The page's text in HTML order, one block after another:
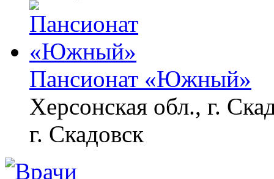
Пансионат «Южный»
Херсонская обл., г.
г. Скадовск